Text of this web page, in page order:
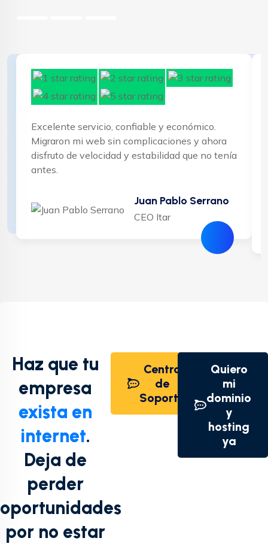
Excelente servicio, confiable y económico.
Migraron mi web sin complicaciones y ahora
disfruto de velocidad y estabilidad que no tenía
antes.
Juan Pablo Serrano
CEO Itar
Haz que tu
empresa
exista en
internet.
Deja de
perder
oportunidades
por no estar
Centro
de
Soporte
Quiero
mi
dominio
y
hosting
ya